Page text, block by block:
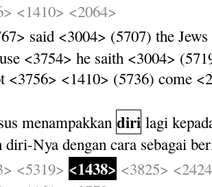
<1410> <2064>
said <3004> (5707) the
<3754> he saith <3004>
<3756> <1410> (5736) come
menampakkan diri lagi
diri-Nya dengan cara sebagai
<5319> <1438> <3825>